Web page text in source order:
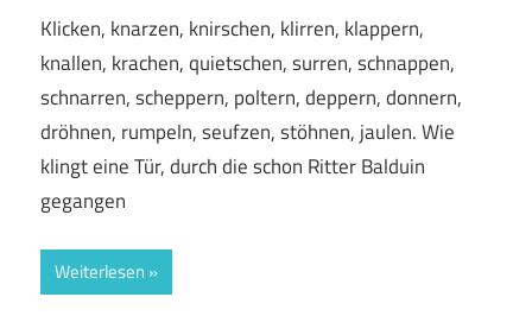
Klicken, knarzen, knirschen, klirren, klappern,
knallen, krachen, quietschen, surren, schnappen,
schnarren, scheppern, poltern, deppern, donnern,
dröhnen, rumpeln, seufzen, stöhnen, jaulen. Wie
klingt eine Tür, durch die schon Ritter Balduin
gegangen
Weiterlesen